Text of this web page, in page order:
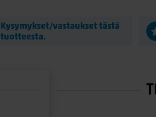
Kysymykset/vastaukset tästä
tuotteesta.